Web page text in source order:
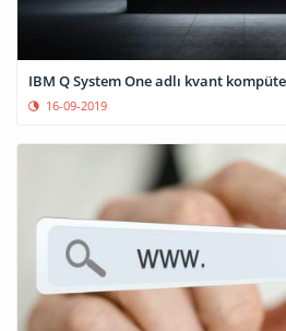
IBM Q System One adlı kvant
16-09-2019